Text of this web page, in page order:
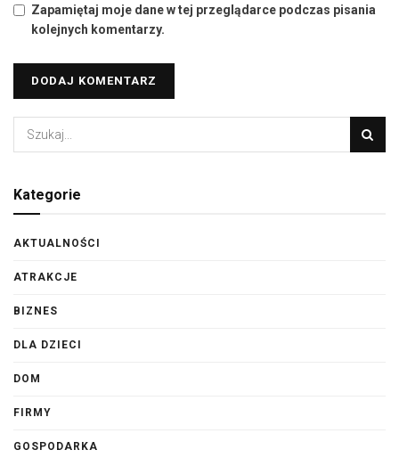
Zapamiętaj moje dane w tej przeglądarce podczas pisania
kolejnych komentarzy.
Kategorie
AKTUALNOŚCI
ATRAKCJE
BIZNES
DLA DZIECI
DOM
FIRMY
GOSPODARKA